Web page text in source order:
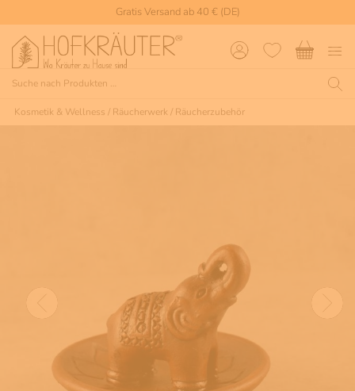
Gratis Versand ab 40 € (DE)
Kosmetik & Wellness / Räucherwerk / Räucherzubehör